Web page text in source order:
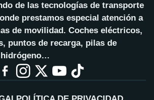
de las tecnologías de transporte
prestamos especial atención a
de movilidad. Coches eléctricos,
puntos de recarga, pilas de